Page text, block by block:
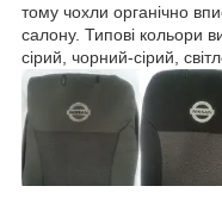
тому чохли органічно
салону. Типові кольори
сірий, чорний-сірий,